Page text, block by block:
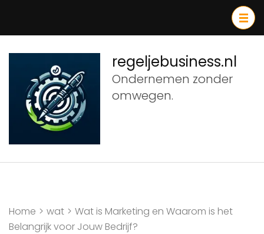
inhoud
(druk
Enter)
regeljebusiness.nl
Ondernemen zonder
omwegen.
Home > wat > Wat is Marketing en Waarom is het
Belangrijk voor Jouw Bedrijf?